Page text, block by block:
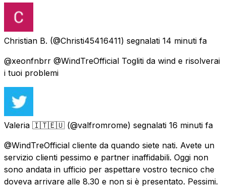
Christian B. (@Christi45416411) segnalati 14 minuti fa
@xeonfnbrr @WindTreOfficial Togliti da wind e risolverai
i tuoi problemi
Valeria 🇮🇹🇪🇺 (@valfromrome) segnalati 16 minuti fa
@WindTreOfficial cliente da quando siete nati. Avete un
servizio clienti pessimo e partner inaffidabili. Oggi non
sono andata in ufficio per aspettare vostro tecnico che
doveva arrivare alle 8.30 e non si è presentato. Pessimi.